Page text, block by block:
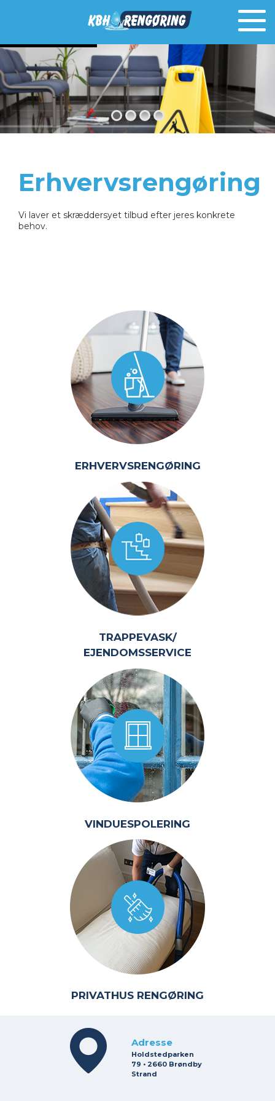
Erhvervsrengøring
Vi laver et skræddersyet tilbud efter jeres konkrete
behov.
ERHVERVSRENGØRING
TRAPPEVASK/
EJENDOMSSERVICE
VINDUESPOLERING
PRIVATHUS RENGØRING
Adresse
Holdstedparken
79 • 2660 Brøndby
Strand